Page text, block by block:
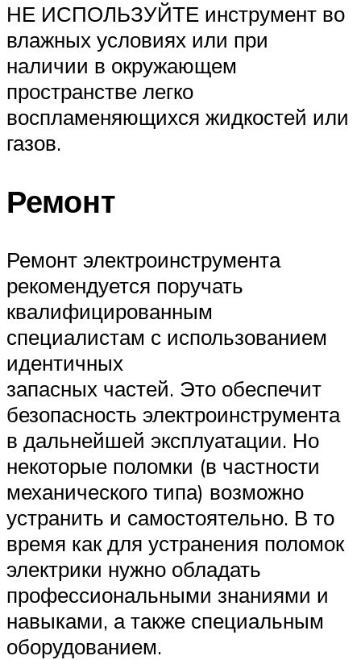
НЕ ИСПОЛЬЗУЙТЕ инструмент во
влажных условиях или при
наличии в окружающем
пространстве легко
воспламеняющихся жидкостей или
газов.
Ремонт
Ремонт электроинструмента
рекомендуется поручать
квалифицированным
специалистам с использованием
идентичных
запасных частей. Это обеспечит
безопасность электроинструмента
в дальнейшей эксплуатации. Но
некоторые поломки (в частности
механического типа) возможно
устранить и самостоятельно. В то
время как для устранения поломок
электрики нужно обладать
профессиональными знаниями и
навыками, а также специальным
оборудованием.